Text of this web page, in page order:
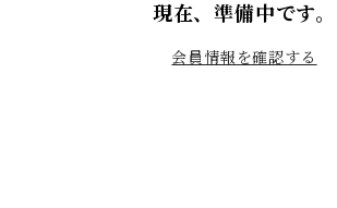
現在、準備中です。
会員情報を確認する